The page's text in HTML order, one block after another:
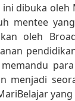
ini dibuka oleh
mentee
oleh
menjadi